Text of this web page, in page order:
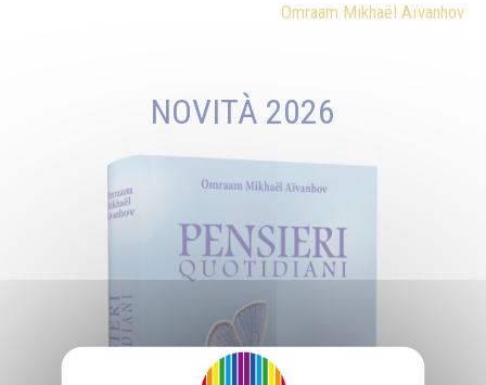
Omraam Mikhaël Aïvanhov
NOVITÀ 2026